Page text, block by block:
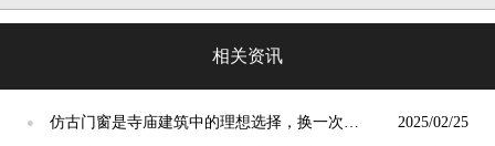
相关资讯
●
仿古门窗是寺庙建筑中的理想选择，换一次用
2025/02/25